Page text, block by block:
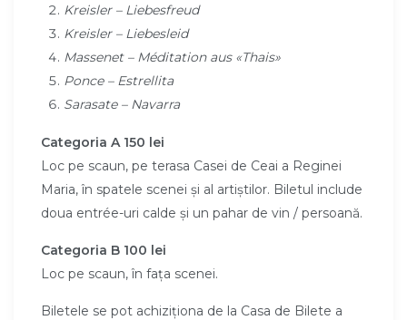
Kreisler – Liebesfreud
Kreisler – Liebesleid
Massenet – Méditation aus «Thais»
Ponce – Estrellita
Sarasate – Navarra
Categoria A 150 lei
Loc pe scaun, pe terasa Casei de Ceai a Reginei
Maria, în spatele scenei și al artiștilor. Biletul include
doua entrée-uri calde și un pahar de vin / persoană.
Categoria B 100 lei
Loc pe scaun, în fața scenei.
Biletele se pot achiziționa de la Casa de Bilete a